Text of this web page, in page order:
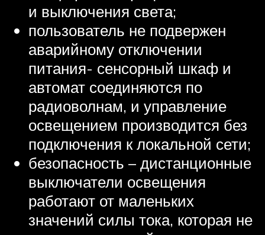
и выключения света;
пользователь не подвержен
аварийному отключении
питания- сенсорный шкаф и
автомат соединяются по
радиоволнам, и управление
освещением производится без
подключения к локальной сети;
безопасность – дистанционные
выключатели освещения
работают от маленьких
значений силы тока, которая не